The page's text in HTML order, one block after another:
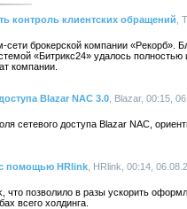
контроль клиентских обращений ,
брокерской компании «Рекорб».
«Битрикс24» удалось полностью
компании.
Blazar NAC 3.0 , Blazar, 00:15,
сетевого доступа Blazar NAC,
помощью HRlink , HRlink, 00:14,
позволило в разы ускорить
всего холдинга.